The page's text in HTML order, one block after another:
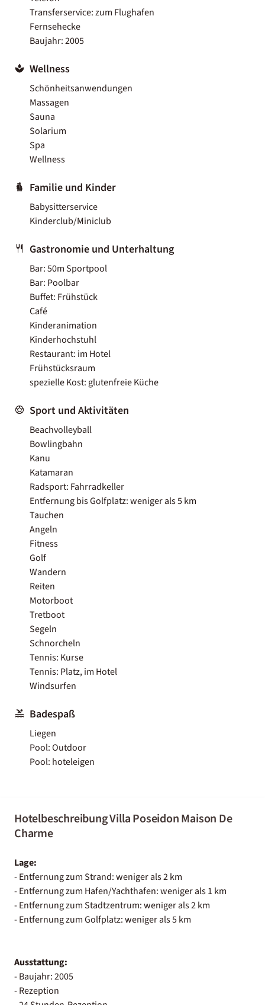
Transferservice: zum Flughafen
Fernsehecke
Baujahr: 2005
Wellness
Schönheitsanwendungen
Massagen
Sauna
Solarium
Spa
Wellness
Familie und Kinder
Babysitterservice
Kinderclub/Miniclub
Gastronomie und Unterhaltung
Bar: 50m Sportpool
Bar: Poolbar
Buffet: Frühstück
Café
Kinderanimation
Kinderhochstuhl
Restaurant: im Hotel
Frühstücksraum
spezielle Kost: glutenfreie Küche
Sport und Aktivitäten
Beachvolleyball
Bowlingbahn
Kanu
Katamaran
Radsport: Fahrradkeller
Entfernung bis Golfplatz: weniger als 5 km
Tauchen
Angeln
Fitness
Golf
Wandern
Reiten
Motorboot
Tretboot
Segeln
Schnorcheln
Tennis: Kurse
Tennis: Platz, im Hotel
Windsurfen
Badespaß
Liegen
Pool: Outdoor
Pool: hoteleigen
Hotelbeschreibung Villa Poseidon Maison De
Charme
Lage:
- Entfernung zum Strand: weniger als 2 km
- Entfernung zum Hafen/Yachthafen: weniger als 1 km
- Entfernung zum Stadtzentrum: weniger als 2 km
- Entfernung zum Golfplatz: weniger als 5 km
Ausstattung:
- Baujahr: 2005
- Rezeption